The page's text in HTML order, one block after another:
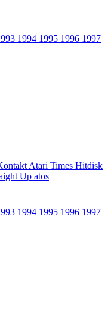
1994 1995 1996 1997
Atari Times Hitdisk
Up atos
1994 1995 1996 1997